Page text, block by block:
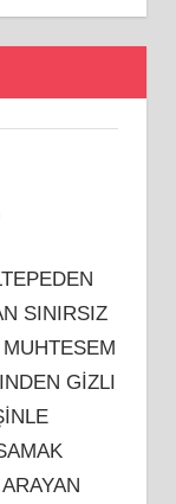
SINIRSIZ
GİZLI